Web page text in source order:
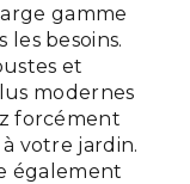
gamme
besoins.
et
modernes
forcément
votre jardin.
également